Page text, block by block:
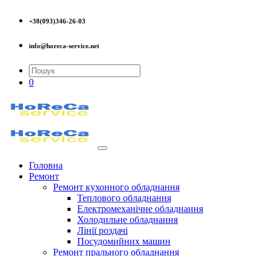
+38(093)346-26-03
info@horeca-service.net
0
Головна
Ремонт
Ремонт кухонного обладнання
Теплового обладнання
Електромеханічне обладнання
Холодильне обладнання
Лінії роздачі
Посудомийних машин
Ремонт прального обладнання